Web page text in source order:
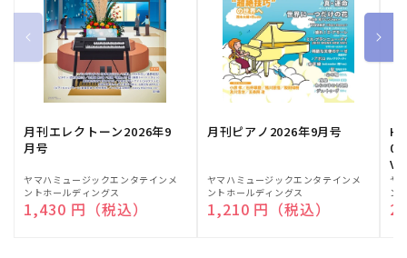
月刊エレクトーン2026年9
月号
販
売
元:
ヤマハミュージックエンタテインメ
ントホールディングス
通常価格
1,430 円（税込）
月刊ピアノ2026年9月号
販
売
元:
ヤマハミュージックエンタテインメ
ントホールディングス
通常価格
1,210 円（税込）
販
売
元:
ヤ
ン